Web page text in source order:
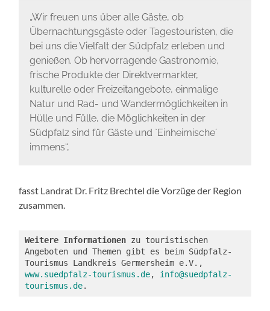
„Wir freuen uns über alle Gäste, ob
Übernachtungsgäste oder Tagestouristen, die
bei uns die Vielfalt der Südpfalz erleben und
genießen. Ob hervorragende Gastronomie,
frische Produkte der Direktvermarkter,
kulturelle oder Freizeitangebote, einmalige
Natur und Rad- und Wandermöglichkeiten in
Hülle und Fülle, die Möglichkeiten in der
Südpfalz sind für Gäste und `Einheimische´
immens“,
fasst Landrat Dr. Fritz Brechtel die Vorzüge der Region
zusammen.
Weitere Informationen zu touristischen
Angeboten und Themen gibt es beim Südpfalz-
www.suedpfalz-tourismus.de, info@suedpfalz-
tourismus.de.